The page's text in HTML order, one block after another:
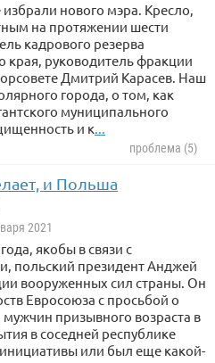
нового мэра. Кресло,
на протяжении шести
кадрового резерва
края, руководитель фракции
Дмитрий Карасев. Наш
города, о том, как
муниципального
и к...
проблема (5)
и Польша
2021
якобы в связи с
польский президент Анджей
вооруженных сил страны. Он
Евросоюза с просьбой о
призывного возраста в
в соседней республике
или был еще какой-